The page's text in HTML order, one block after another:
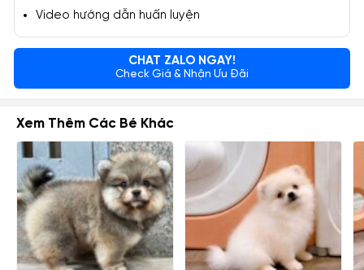
Video hướng dẫn huấn luyện
CHAT ZALO NGAY!
Check Giá & Nhận Ưu Đãi
Xem Thêm Các Bé Khác